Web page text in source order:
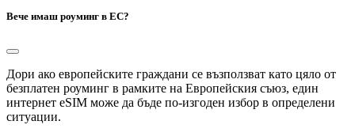
Вече имаш роуминг в ЕС?
Дори ако европейските граждани се възползват като цяло от
безплатен роуминг в рамките на Европейския съюз, един
интернет eSIM може да бъде по-изгоден избор в определени
ситуации.